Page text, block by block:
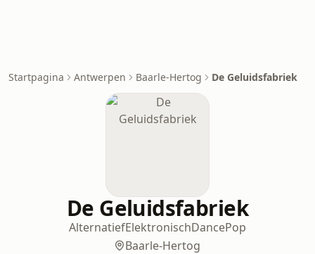
Startpagina Antwerpen Baarle-Hertog De Geluidsfabriek
De Geluidsfabriek
AlternatiefElektronischDancePop
Baarle-Hertog